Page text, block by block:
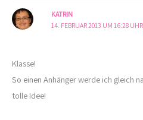
KATRIN
14. FEBRUAR 2013 UM 16:28 UHR
Klasse!
So einen Anhänger werde ich gleich
tolle Idee!